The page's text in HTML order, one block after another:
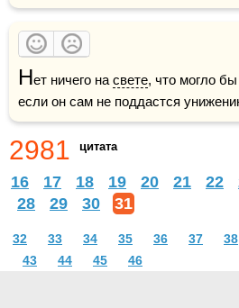
Нет ничего на свете, что могло
если он сам не поддастся
2981 цитата
16 17 18 19 20 21 22
28
29 30 31
32 33 34 35 36 37 38
43
44 45 46